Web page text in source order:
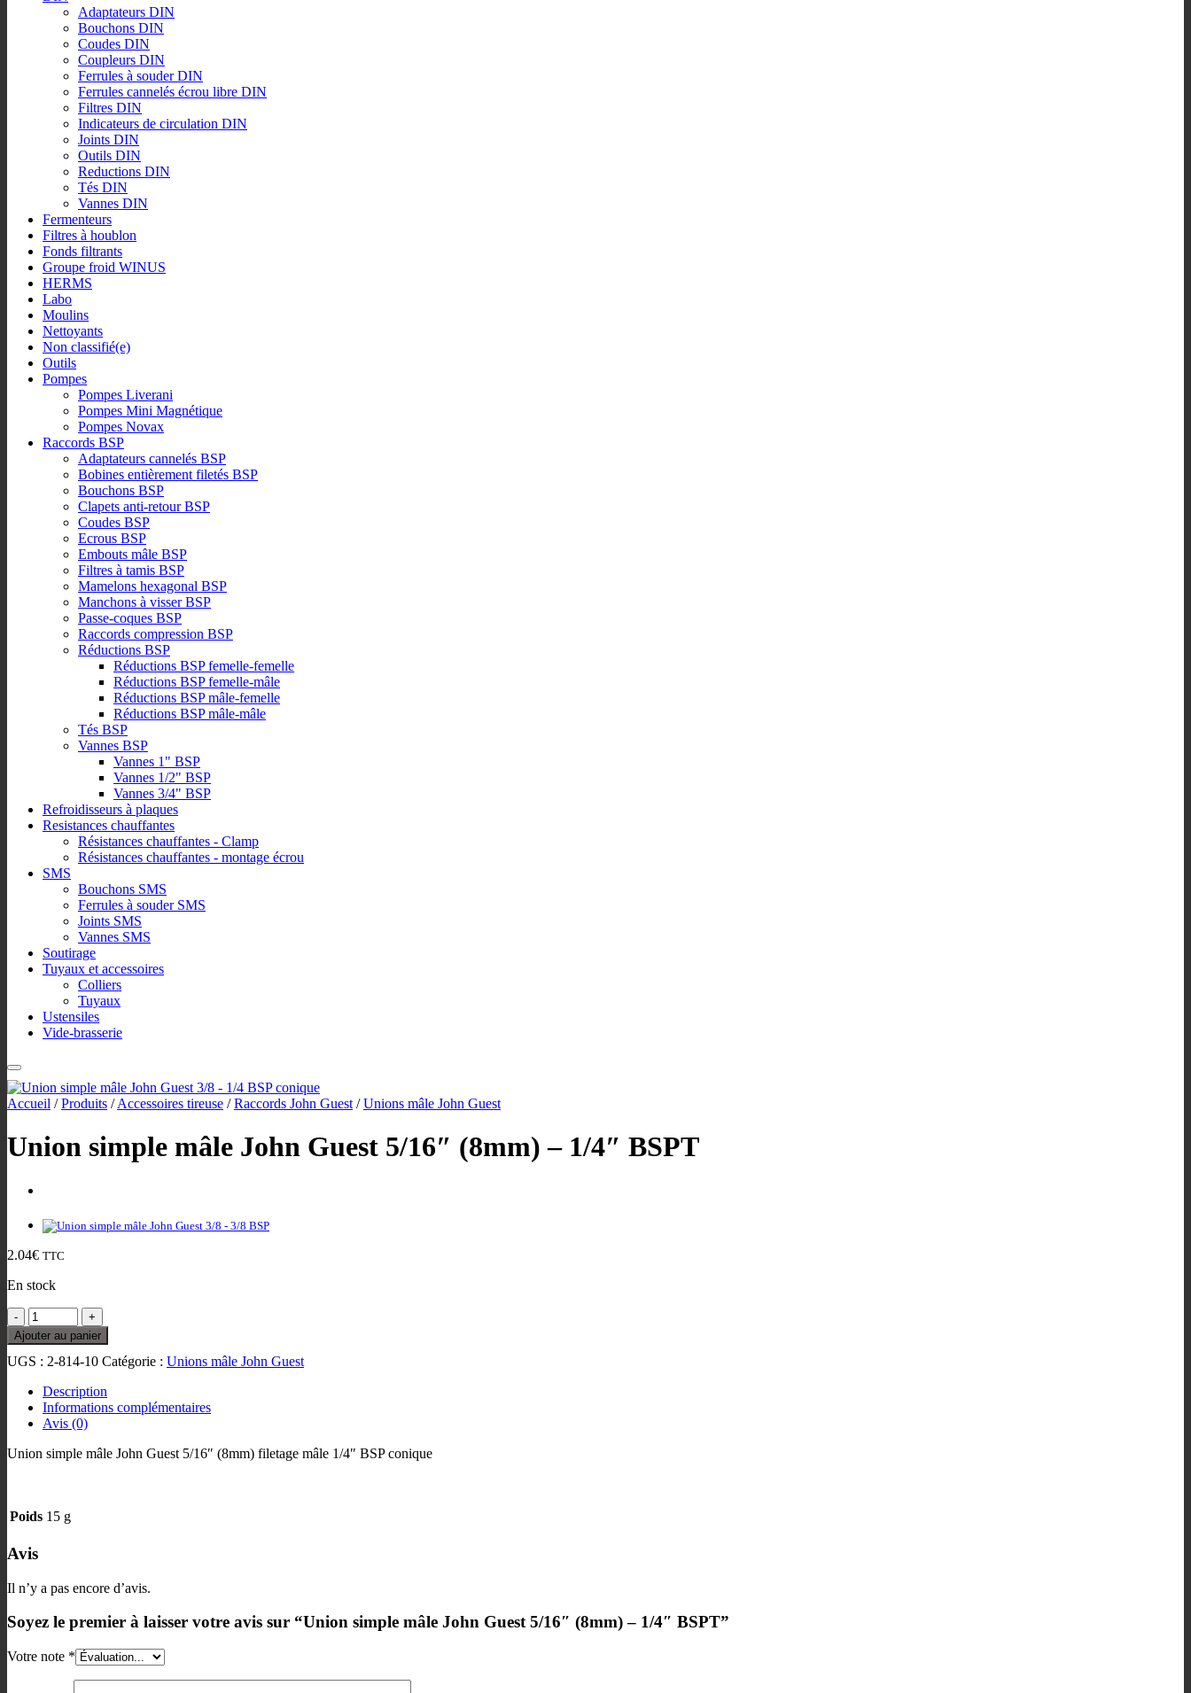
Adaptateurs DIN
Bouchons DIN
Coudes DIN
Coupleurs DIN
Ferrules à souder DIN
Ferrules cannelés écrou libre DIN
Filtres DIN
Indicateurs de circulation DIN
Joints DIN
Outils DIN
Reductions DIN
Tés DIN
Vannes DIN
Fermenteurs
Filtres à houblon
Fonds filtrants
Groupe froid WINUS
HERMS
Labo
Moulins
Nettoyants
Non classifié(e)
Outils
Pompes
Pompes Liverani
Pompes Mini Magnétique
Pompes Novax
Raccords BSP
Adaptateurs cannelés BSP
Bobines entièrement filetés BSP
Bouchons BSP
Clapets anti-retour BSP
Coudes BSP
Ecrous BSP
Embouts mâle BSP
Filtres à tamis BSP
Mamelons hexagonal BSP
Manchons à visser BSP
Passe-coques BSP
Raccords compression BSP
Réductions BSP
Réductions BSP femelle-femelle
Réductions BSP femelle-mâle
Réductions BSP mâle-femelle
Réductions BSP mâle-mâle
Tés BSP
Vannes BSP
Vannes 1" BSP
Vannes 1/2" BSP
Vannes 3/4" BSP
Refroidisseurs à plaques
Resistances chauffantes
Résistances chauffantes - Clamp
Résistances chauffantes - montage écrou
SMS
Bouchons SMS
Ferrules à souder SMS
Joints SMS
Vannes SMS
Soutirage
Tuyaux et accessoires
Colliers
Tuyaux
Ustensiles
Vide-brasserie
Accueil / Produits / Accessoires tireuse / Raccords John Guest / Unions mâle John Guest
Union simple mâle John Guest 5/16″ (8mm) – 1/4″ BSPT
2.04€ TTC
En stock
quantité
de
Union
simple
John
Guest
5/16"
-
Ajouter au panier
UGS : 2-814-10 Catégorie : Unions mâle John Guest
Description
Informations complémentaires
Avis (0)
Union simple mâle John Guest 5/16″ (8mm) filetage mâle 1/4″ BSP conique
Poids 15 g
Avis
Il n’y a pas encore d’avis.
Soyez le premier à laisser votre avis sur “Union simple mâle John Guest 5/16″ (8mm) – 1/4″ BSPT”
Votre note *